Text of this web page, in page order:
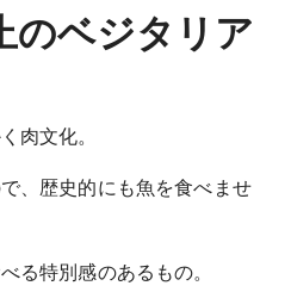
のベジタリア
肉文化。
、歴史的にも魚を食べませ
る特別感のあるもの。